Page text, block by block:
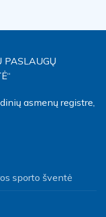
PASLAUGŲ
asmenų registre,
sporto šventė